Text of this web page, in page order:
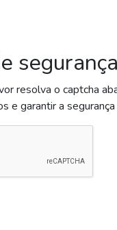
segurança
resolva o captcha
e garantir a